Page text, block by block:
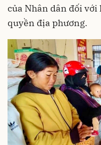
của Nhân dân đối với
quyền địa phương.